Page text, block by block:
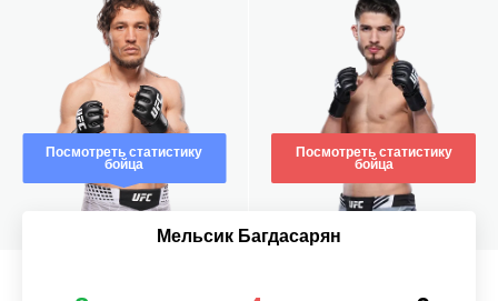
Посмотреть статистику
бойца
Посмотреть статистику
бойца
Мельсик Багдасарян